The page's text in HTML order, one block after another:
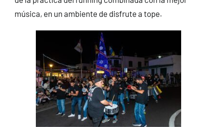
música, en un ambiente de disfrute a tope.